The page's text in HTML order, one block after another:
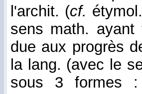
l'archit. (cf.
sens math. ayant
due aux progrès
la lang. (avec le
sous 3 formes